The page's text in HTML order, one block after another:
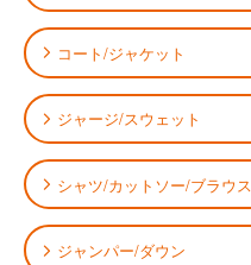
コート/ジャケット
ジャージ/スウェット
シャツ/カットソー/ブラウス
ジャンパー/ダウン